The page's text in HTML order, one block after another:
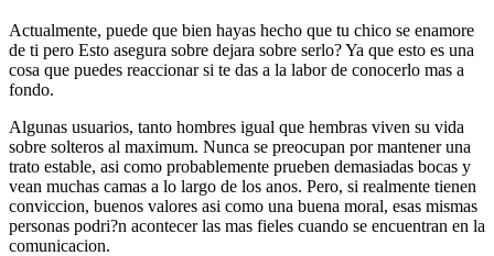
Actualmente, puede que bien hayas hecho que tu chico se enamore
de ti pero Esto asegura sobre dejara sobre serlo? Ya que esto es una
cosa que puedes reaccionar si te das a la labor de conocerlo mas a
fondo.
Algunas usuarios, tanto hombres igual que hembras viven su vida
sobre solteros al maximum. Nunca se preocupan por mantener una
trato estable, asi­ como probablemente prueben demasiadas bocas y
vean muchas camas a lo largo de los anos. Pero, si realmente tienen
conviccion, buenos valores asi­ como una buena moral, esas mismas
personas podri?n acontecer las mas fieles cuando se encuentran en la
comunicacion.